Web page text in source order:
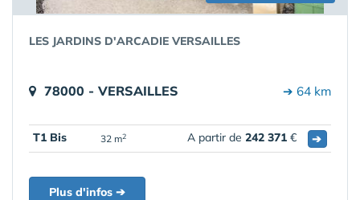
LES JARDINS D'ARCADIE VERSAILLES
78000 - VERSAILLES ➔ 64 km
T1 Bis 32 m2 A partir de 242 371 € ➔
Plus d'infos ➔